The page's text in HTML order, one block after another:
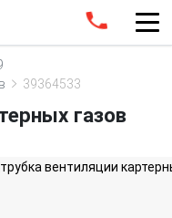
39364533
газов